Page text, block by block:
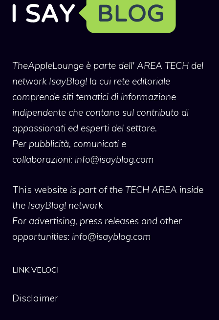
TheAppleLounge è parte dell' AREA TECH del
network IsayBlog! la cui rete editoriale
comprende siti tematici di informazione
indipendente che contano sul contributo di
appassionati ed esperti del settore.
Per pubblicità, comunicati e
collaborazioni: info@isayblog.com
This website is part of the TECH AREA inside
the IsayBlog! network
For advertising, press releases and other
opportunities: info@isayblog.com
LINK VELOCI
Disclaimer